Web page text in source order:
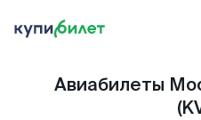
Авиабилеты